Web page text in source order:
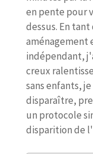
en pente pour
dessus. En
aménagement
indépendant,
creux
sans enfants,
disparaître,
un protocole
disparition de